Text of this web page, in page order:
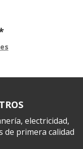
electricidad,
de primera calidad